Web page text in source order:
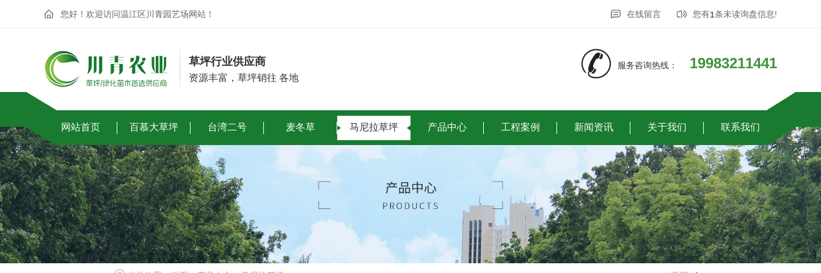
您好！欢迎访问温江区川青园艺场网站！ 在线留言 您有1条未读询盘信息!
草坪行业供应商
资源丰富，草坪销往 各地
服务咨询热线： 19983211441
网站首页 百慕大草坪 台湾二号 麦冬草 马尼拉草坪 产品中心 工程案例 新闻资讯 关于我们 联系我们